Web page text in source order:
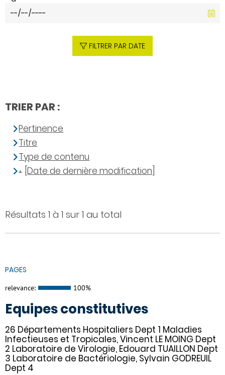
Résultats 1 à 1 sur 1 au total
PAGES
relevance: 100%
Equipes constitutives
26 Départements Hospitaliers Dept 1 Maladies
Infectieuses et Tropicales, Vincent LE MOING Dept
2 Laboratoire de Virologie, Edouard TUAILLON Dept
3 Laboratoire de Bactériologie, Sylvain GODREUIL
Dept 4
FILTRER PAR DATE
TRIER PAR :
Pertinence
Titre
Type de contenu
[Date de dernière modification]